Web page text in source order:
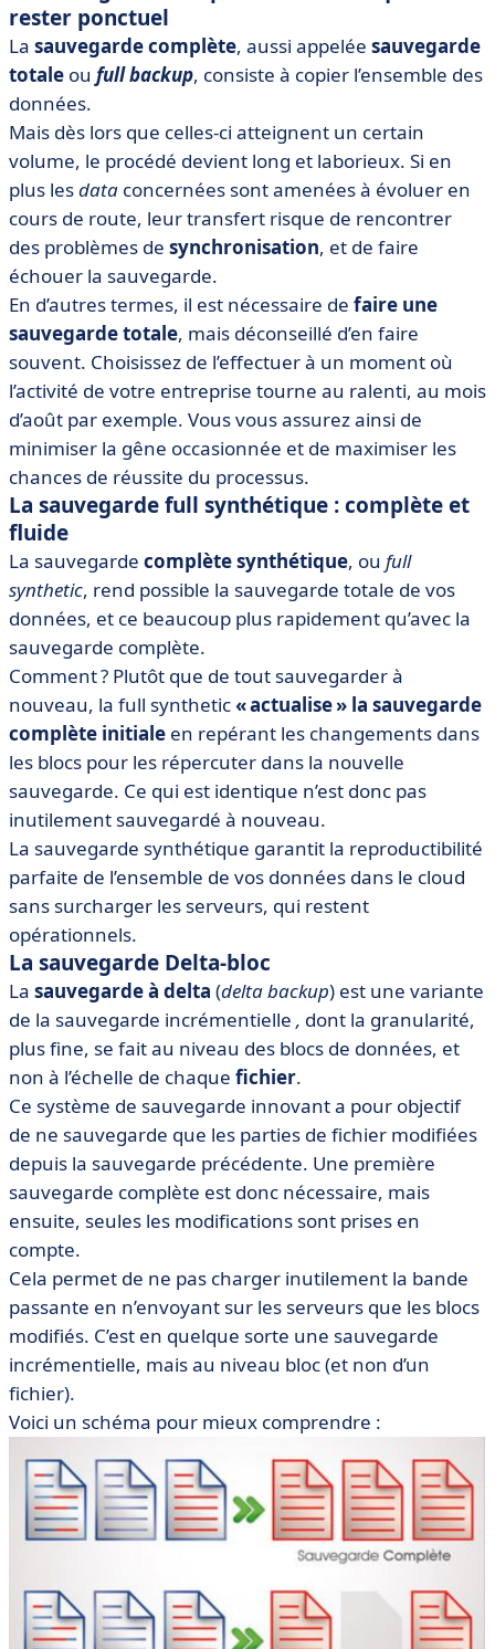
rester ponctuel
La sauvegarde complète, aussi appelée sauvegarde
totale ou full backup, consiste à copier l’ensemble des
données.
Mais dès lors que celles-ci atteignent un certain
volume, le procédé devient long et laborieux. Si en
plus lesdata concernées sont amenées à évoluer en
cours de route, leur transfert risque de rencontrer
des problèmes de synchronisation, et de faire
échouer la sauvegarde.
En d’autres termes, il est nécessaire de faire une
sauvegarde totale, mais déconseillé d’en faire
souvent. Choisissez de l’effectuer à un moment où
l’activité de votre entreprise tourne au ralenti, au mois
d’août par exemple. Vous vous assurez ainsi de
minimiser la gêne occasionnée et de maximiser les
chances de réussite du processus.
La sauvegarde full synthétique : complète et
fluide
La sauvegarde complète synthétique, ou full
synthetic, rend possible la sauvegarde totale de vos
données, et ce beaucoup plus rapidement qu’avec la
sauvegarde complète.
Comment ? Plutôt que de tout sauvegarder à
nouveau, la full synthetic« actualise » la sauvegarde
complète initiale en repérant les changements dans
les blocs pour les répercuter dans la nouvelle
sauvegarde. Ce qui est identique n’est donc pas
inutilement sauvegardé à nouveau.
La sauvegarde synthétique garantit la reproductibilité
parfaite de l’ensemble de vos données dans le cloud
sans surcharger les serveurs, qui restent
opérationnels.
La sauvegarde Delta-bloc
La sauvegarde à delta (delta backup) est une variante
de la sauvegarde incrémentielle , dont la granularité,
plus fine, se fait au niveau des blocs de données, et
non à l’échelle de chaque fichier.
Ce système de sauvegarde innovant a pour objectif
de ne sauvegarde que les parties de fichier modifiées
depuis la sauvegarde précédente. Une première
sauvegarde complète est donc nécessaire, mais
ensuite, seules les modifications sont prises en
compte.
Cela permet de ne pas charger inutilement la bande
passante en n’envoyant sur les serveurs que les blocs
modifiés. C’est en quelque sorte une sauvegarde
incrémentielle, mais au niveau bloc (et non d’un
fichier).
Voici un schéma pour mieux comprendre :